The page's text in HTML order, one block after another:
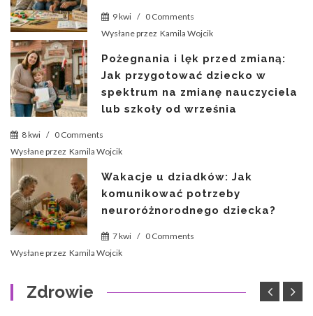
9 kwi / 0 Comments
Wysłane przez Kamila Wojcik
Pożegnania i lęk przed zmianą:
Jak przygotować dziecko w
spektrum na zmianę nauczyciela
lub szkoły od września
8 kwi / 0 Comments
Wysłane przez Kamila Wojcik
Wakacje u dziadków: Jak
komunikować potrzeby
neuroróżnorodnego dziecka?
7 kwi / 0 Comments
Wysłane przez Kamila Wojcik
Zdrowie